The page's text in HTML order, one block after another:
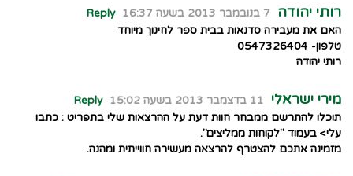
רותי יהודה 7 בנובמבר 2013 בשעה 16:37
Reply
האם את מעבירה סדנאות בבית ספר לחינוך מיוחד
טלפון- 0547326404
רותי יהודה
מירי ישראלי 11 בדצמבר 2013 בשעה 15:02
Reply
תוכלו להתרשם ממבחר חוות דעת על ההרצאות שלי בתפריט : כתבו
עלי> בעמוד "לקוחות ממליצים".
מזמינה אתכם להצטרף להרצאה מעשירה חווייתית ומהנה.